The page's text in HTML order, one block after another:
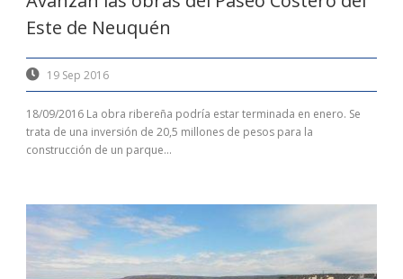
Este de Neuquén
19 Sep 2016
18/09/2016 La obra ribereña podría estar terminada en enero. Se
trata de una inversión de 20,5 millones de pesos para la
construcción de un parque...